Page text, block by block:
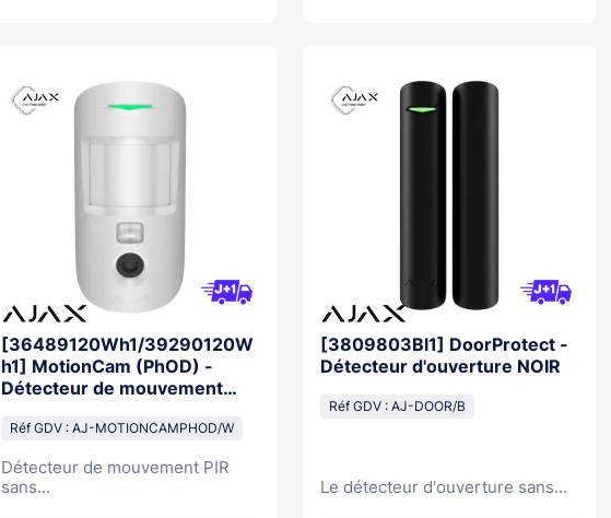
[36489120Wh1/39290120W
h1] MotionCam (PhOD) -
Détecteur de mouvement
Réf GDV : AJ-MOTIONCAMPHOD/W
Détecteur de mouvement PIR
sans...
[3809803Bl1] DoorProtect -
Détecteur d'ouverture NOIR
Réf GDV : AJ-DOOR/B
Le détecteur d'ouverture sans...